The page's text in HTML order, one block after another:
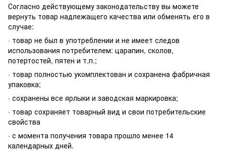
Согласно действующему законодательству вы можете
вернуть товар надлежащего качества или обменять его в
случае:
· товар не был в употреблении и не имеет следов
использования потребителем: царапин, сколов,
потертостей, пятен и т.п.;
· товар полностью укомплектован и сохранена фабричная
упаковка;
· сохранены все ярлыки и заводская маркировка;
· товар сохраняет товарный вид и свои потребительские
свойства
· с момента получения товара прошло менее 14
календарных дней.